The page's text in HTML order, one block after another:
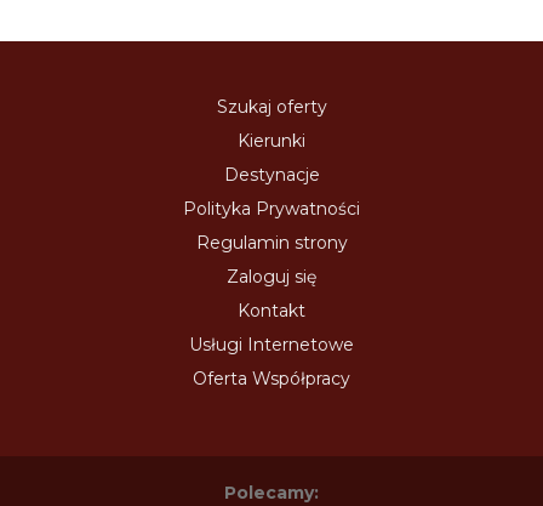
Szukaj oferty
Kierunki
Destynacje
Polityka Prywatności
Regulamin strony
Zaloguj się
Kontakt
Usługi Internetowe
Oferta Współpracy
Polecamy: